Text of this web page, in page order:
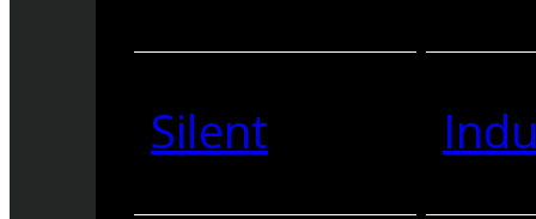
Silent